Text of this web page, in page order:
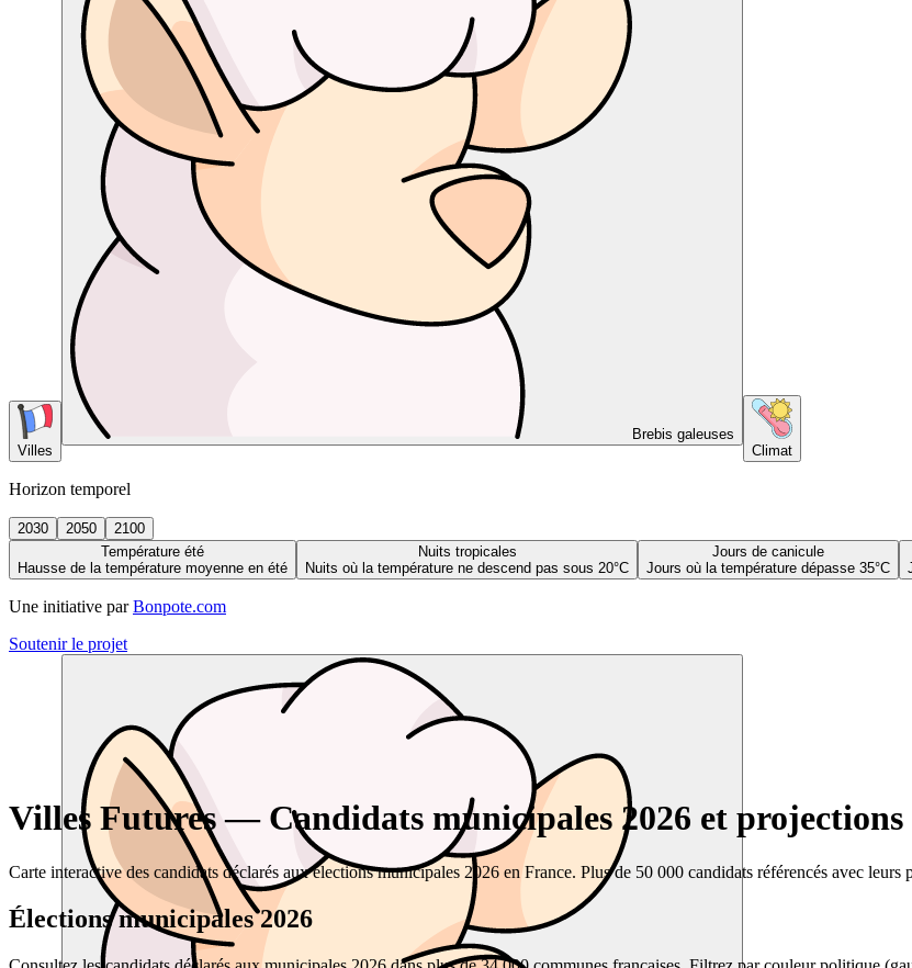
Villes
Brebis galeuses
Climat
Horizon temporel
2030 2050
2100
Température été
Hausse de la température moyenne en été
Nuits tropicales
Nuits où la température ne descend pas sous 20°C
Jours de canicule
Jours où la température dépasse 35°C
Une initiative par Bonpote.com
Soutenir le projet
Villes Futures — Candidats municipales 2026 et
Carte interactive des candidats déclarés aux élections municipales 2026 en France. Plus de 50 000 candidats référencés avec leurs
Élections municipales 2026